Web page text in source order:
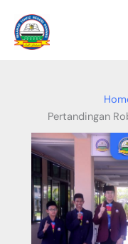
content
Pertandingan